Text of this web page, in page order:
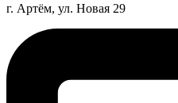
г. Артём, ул. Новая 29